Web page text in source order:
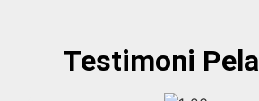
Testimoni